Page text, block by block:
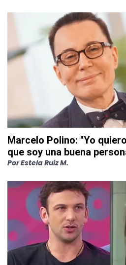
Marcelo Polino: "Yo
que soy una buena
PorEstela Ruiz M.